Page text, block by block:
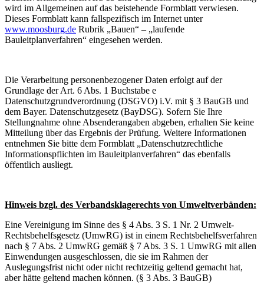
wird im Allgemeinen auf das beistehende Formblatt verwiesen.
Dieses Formblatt kann fallspezifisch im Internet unter
www.moosburg.de Rubrik „Bauen“ – „laufende
Bauleitplanverfahren“ eingesehen werden.
Die Verarbeitung personenbezogener Daten erfolgt auf der
Grundlage der Art. 6 Abs. 1 Buchstabe e
Datenschutzgrundverordnung (DSGVO) i.V. mit § 3 BauGB und
dem Bayer. Datenschutzgesetz (BayDSG). Sofern Sie Ihre
Stellungnahme ohne Absenderangaben abgeben, erhalten Sie keine
Mitteilung über das Ergebnis der Prüfung. Weitere Informationen
entnehmen Sie bitte dem Formblatt „Datenschutzrechtliche
Informationspflichten im Bauleitplanverfahren“ das ebenfalls
öffentlich ausliegt.
Hinweis bzgl. des Verbandsklagerechts von Umweltverbänden:
Eine Vereinigung im Sinne des § 4 Abs. 3 S. 1 Nr. 2 Umwelt-
Rechtsbehelfsgesetz (UmwRG) ist in einem Rechtsbehelfsverfahren
nach § 7 Abs. 2 UmwRG gemäß § 7 Abs. 3 S. 1 UmwRG mit allen
Einwendungen ausgeschlossen, die sie im Rahmen der
Auslegungsfrist nicht oder nicht rechtzeitig geltend gemacht hat,
aber hätte geltend machen können. (§ 3 Abs. 3 BauGB)